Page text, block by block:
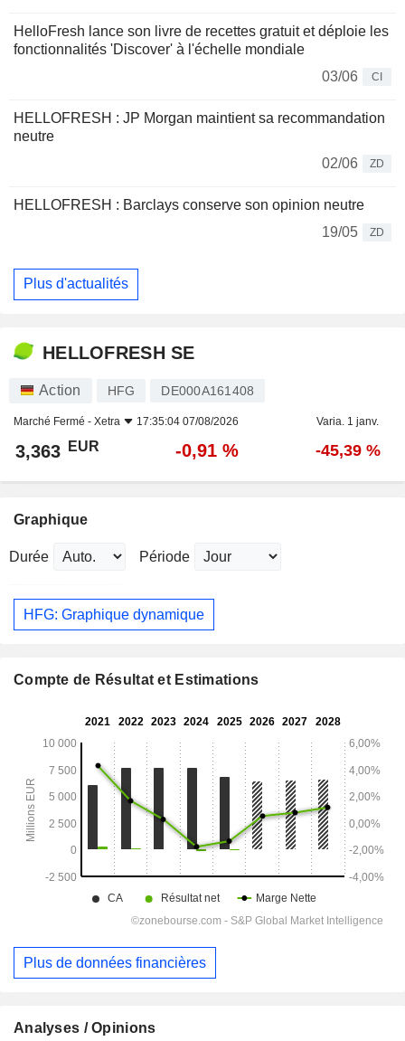
HelloFresh lance son livre de recettes gratuit et déploie les
fonctionnalités 'Discover' à l'échelle mondiale
03/06
CI
HELLOFRESH : JP Morgan maintient sa recommandation
neutre
02/06
ZD
HELLOFRESH : Barclays conserve son opinion neutre
19/05
ZD
Plus d'actualités
HELLOFRESH SE
Action HFG DE000A161408
Marché Fermé - Xetra 17:35:04 07/08/2026 Varia. 1 janv.
3,363 EUR -0,91 % -45,39 %
Graphique
Durée Période
HFG: Graphique dynamique
Compte de Résultat et Estimations
Plus de données financières
Analyses / Opinions